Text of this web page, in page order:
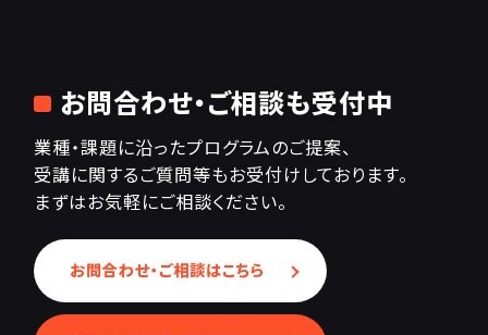
お問合わせ・ご相談も受付中
業種・課題に沿ったプログラムのご提案、
受講に関するご質問等もお受付けしております。
まずはお気軽にご相談ください。
お問合わせ・ご相談はこちら